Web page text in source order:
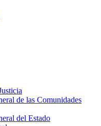
de las Comunidades
del Estado